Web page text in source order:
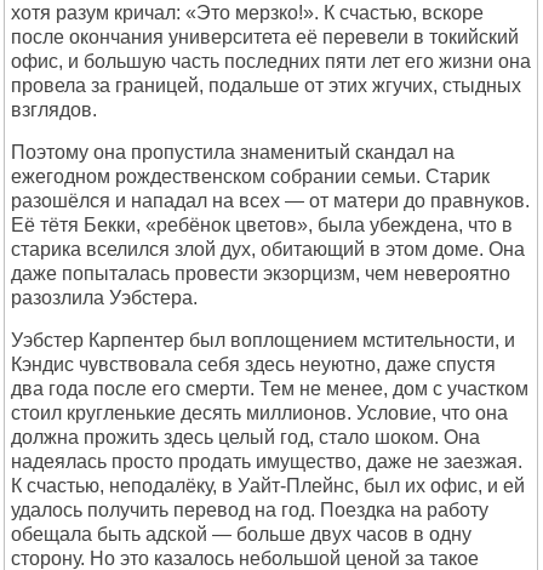
хотя разум кричал: «Это мерзко!». К счастью, вскоре
после окончания университета её перевели в токийский
офис, и большую часть последних пяти лет его жизни она
провела за границей, подальше от этих жгучих, стыдных
взглядов.
Поэтому она пропустила знаменитый скандал на
ежегодном рождественском собрании семьи. Старик
разошёлся и нападал на всех — от матери до правнуков.
Её тётя Бекки, «ребёнок цветов», была убеждена, что в
старика вселился злой дух, обитающий в этом доме. Она
даже попыталась провести экзорцизм, чем невероятно
разозлила Уэбстера.
Уэбстер Карпентер был воплощением мстительности, и
Кэндис чувствовала себя здесь неуютно, даже спустя
два года после его смерти. Тем не менее, дом с участком
стоил кругленькие десять миллионов. Условие, что она
должна прожить здесь целый год, стало шоком. Она
надеялась просто продать имущество, даже не заезжая.
К счастью, неподалёку, в Уайт-Плейнс, был их офис, и ей
удалось получить перевод на год. Поездка на работу
обещала быть адской — больше двух часов в одну
сторону. Но это казалось небольшой ценой за такое